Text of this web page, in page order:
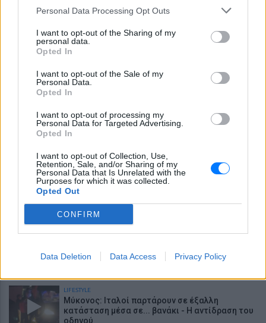
Personal Data Processing Opt Outs
I want to opt-out of the Sharing of my
personal data.
Opted In
I want to opt-out of the Sale of my
Personal Data.
Opted In
I want to opt-out of processing my
Personal Data for Targeted Advertising.
Opted In
I want to opt-out of Collection, Use,
Retention, Sale, and/or Sharing of my
Personal Data that Is Unrelated with the
Purposes for which it was collected.
Opted Out
CONFIRM
Data Deletion Data Access Privacy Policy
ΕΙΔΗΣΕΙΣ
Ποιες περιοχές είχαν τις περισσότερες
παραβάσεις
του σεισμού των 7,1R στην Ιαπωνία
Το φοβερό βίντεο της Αρσεναλ από την νέα
εντυπωσιακή ασίστ του Χρήστου Τζόλη, δείτε
βίντεο
«Τα κάνετε κάφρους και κτήνη χωρίς
ενσυναίσθηση»: Ο Τάσος Δούσης...δικάζει
Viral η παρουσιάστρια που αποκοιμήθηκε κατά
τη διάρκεια δελτίου ειδήσεων
Η Μαριάννα Γεωργαντή είδε τον Γιώργο
Φραγκούλη και έμεινε άφωνη: «Καλέ, τι ωραίος
LIFESTYLE
Μύκονος: Ιταλοί παρτάρουν σε έξαλλη
κατάσταση μέσα σε... βανάκι - Η αντίδραση του
οδηγού